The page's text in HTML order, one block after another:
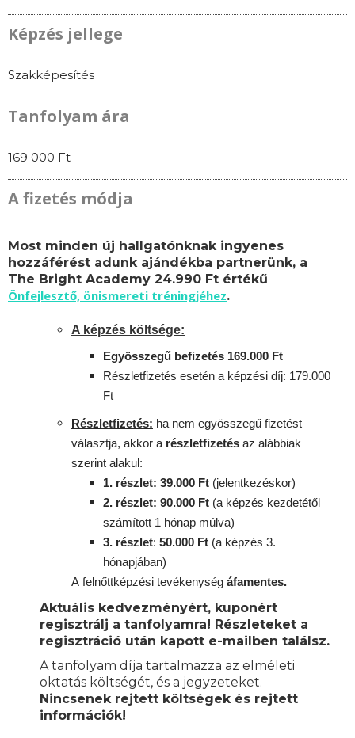
Képzés jellege
Szakképesítés
Tanfolyam ára
169 000 Ft
A fizetés módja
Most minden új hallgatónknak ingyenes
hozzáférést adunk ajándékba partnerünk, a
The Bright Academy 24.990 Ft értékű
Önfejlesztő, önismereti tréningjéhez.
A képzés költsége:
Egyösszegű befizetés 169.000 Ft
Részletfizetés esetén a képzési díj: 179.000
Ft
Részletfizetés: ha nem egyösszegű fizetést
választja, akkor a részletfizetés az alábbiak
szerint alakul:
1. részlet: 39.000 Ft (jelentkezéskor)
2. részlet: 90.000 Ft (a képzés kezdetétől
számított 1 hónap múlva)
3. részlet: 50.000 Ft (a képzés 3.
hónapjában)
A felnőttképzési tevékenység áfamentes.
Aktuális kedvezményért, kuponért
regisztrálj a tanfolyamra! Részleteket a
regisztráció után kapott e-mailben találsz.
A tanfolyam díja tartalmazza az elméleti
oktatás költségét, és a jegyzeteket.
Nincsenek rejtett költségek és rejtett
információk!